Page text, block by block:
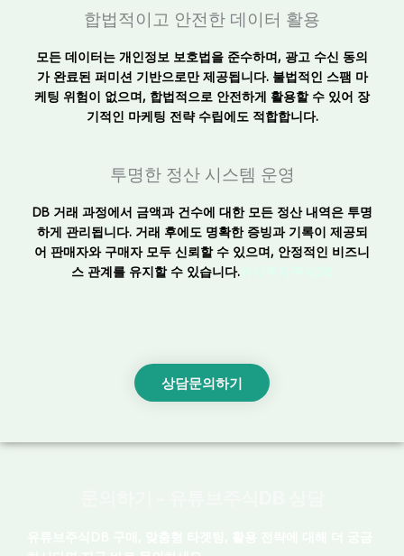
합법적이고 안전한 데이터 활용
모든 데이터는 개인정보 보호법을 준수하며, 광고 수신 동의
가 완료된 퍼미션 기반으로만 제공됩니다. 불법적인 스팸 마
케팅 위험이 없으며, 합법적으로 안전하게 활용할 수 있어 장
기적인 마케팅 전략 수립에도 적합합니다.
투명한 정산 시스템 운영
DB 거래 과정에서 금액과 건수에 대한 모든 정산 내역은 투명
하게 관리됩니다. 거래 후에도 명확한 증빙과 기록이 제공되
어 판매자와 구매자 모두 신뢰할 수 있으며, 안정적인 비즈니
스 관계를 유지할 수 있습니다.
상담문의하기